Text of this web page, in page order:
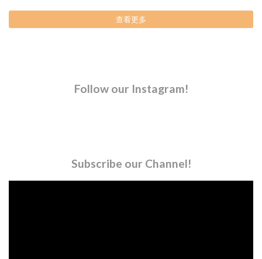
查看更多
Follow our Instagram!
Subscribe our Channel!